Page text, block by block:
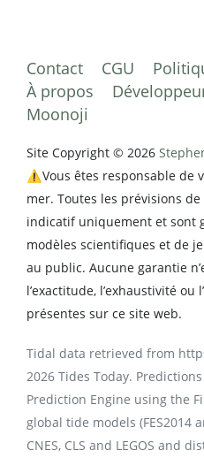
Contact CGU
À propos
Moonoji
Site Copyright © 2026
⚠️Vous êtes responsable de
mer. Toutes les prévisions
indicatif uniquement et sont
modèles scientifiques et de
au public. Aucune garantie
l’exactitude, l’exhaustivité ou
présentes sur ce site web.
Tidal data retrieved from
2026 Tides Today.
Prediction Engine using the
global tide models (FES2014
CNES, CLS and LEGOS and